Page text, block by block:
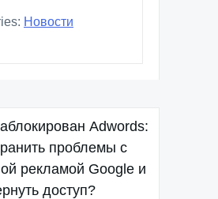
Новости
Adwords:
проблемы с
рекламой Google и
доступ?